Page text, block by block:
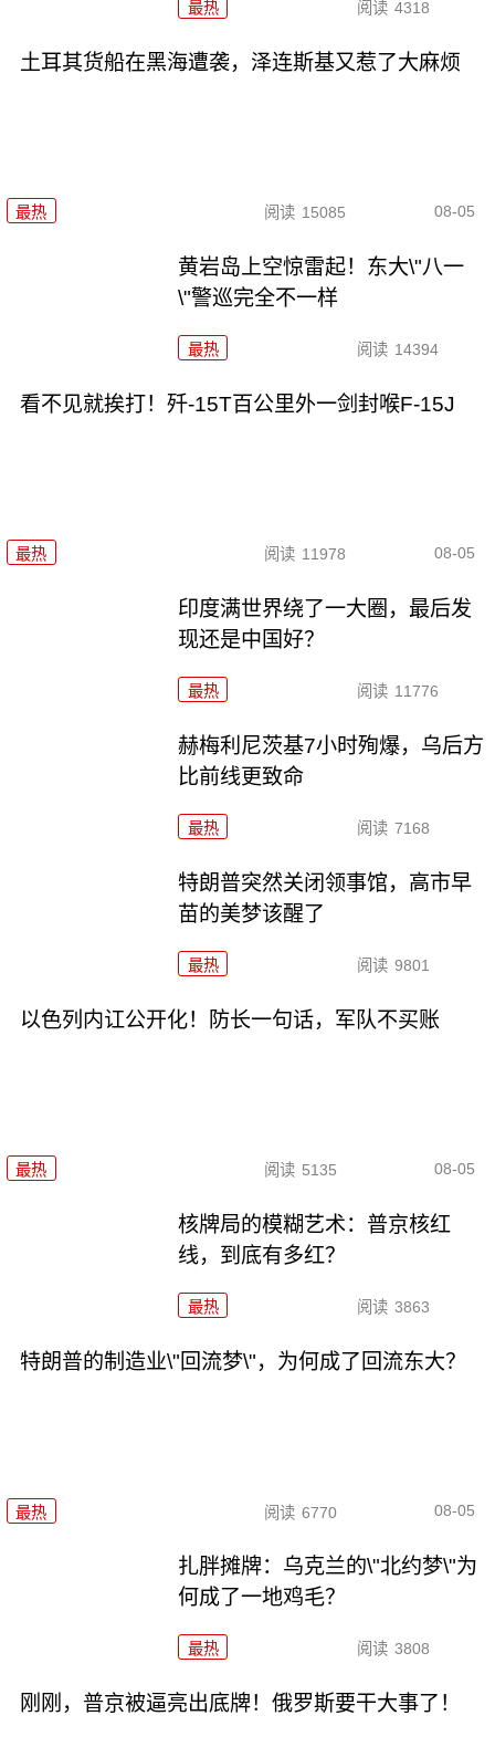
最热 阅读 4318
土耳其货船在黑海遭袭，泽连斯基又惹了大麻烦
最热 阅读 15085 08-05
黄岩岛上空惊雷起！东大\"八一
\"警巡完全不一样
最热 阅读 14394
看不见就挨打！歼-15T百公里外一剑封喉F-15J
最热 阅读 11978 08-05
印度满世界绕了一大圈，最后发
现还是中国好？
最热 阅读 11776
赫梅利尼茨基7小时殉爆，乌后方
比前线更致命
最热 阅读 7168
特朗普突然关闭领事馆，高市早
苗的美梦该醒了
最热 阅读 9801
以色列内讧公开化！防长一句话，军队不买账
最热 阅读 5135 08-05
核牌局的模糊艺术：普京核红
线，到底有多红？
最热 阅读 3863
特朗普的制造业\"回流梦\"，为何成了回流东大？
最热 阅读 6770 08-05
扎胖摊牌：乌克兰的\"北约梦\"为
何成了一地鸡毛？
最热 阅读 3808
刚刚，普京被逼亮出底牌！俄罗斯要干大事了！